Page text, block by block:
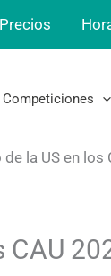
Precios
Competiciones
de la US en los
CAU